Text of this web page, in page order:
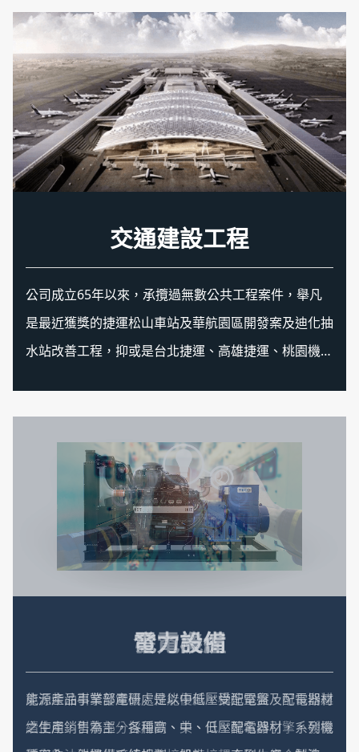
綠能工程
生技醫院工程
交通建設工程
公司成立65年以來，承攬過無數公共工程案件，舉凡
是最近獲獎的捷運松山車站及華航園區開發案及迪化抽
水站改善工程，抑或是台北捷運、高雄捷運、桃園機場
機電工程
特殊工程
資通訊工程
低壓開關
電力設備
發電機組
東元柴油引擎發電機，性能優越，構造堅實，可長期連
續使用，引擎部分採用歐、美、日、韓名牌引擎，發電
高壓開關